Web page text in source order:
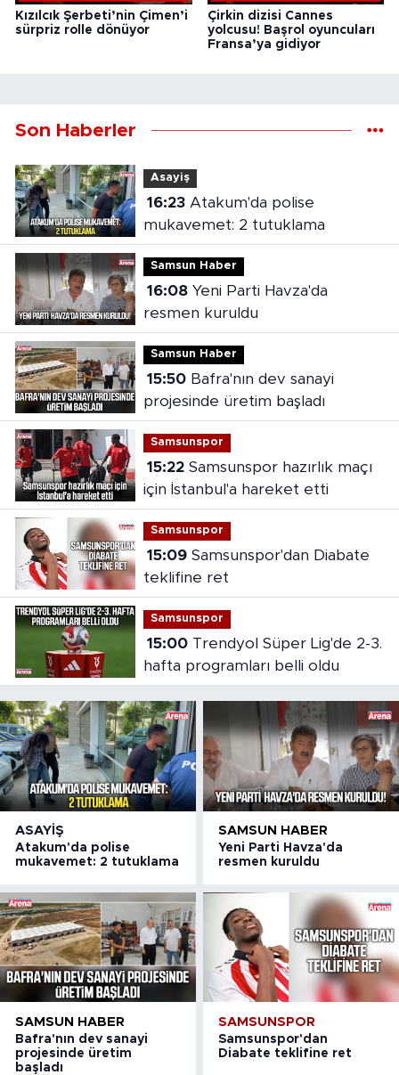
Kızılcık Şerbeti’nin Çimen’i
sürpriz rolle dönüyor
Çirkin dizisi Cannes
yolcusu! Başrol oyuncuları
Fransa’ya gidiyor
Son Haberler
Asayiş
16:23Atakum'da polise
mukavemet: 2 tutuklama
Samsun Haber
16:08Yeni Parti Havza'da
resmen kuruldu
Samsun Haber
15:50Bafra'nın dev sanayi
projesinde üretim başladı
Samsunspor
15:22Samsunspor hazırlık maçı
için İstanbul'a hareket etti
Samsunspor
15:09Samsunspor'dan Diabate
teklifine ret
Samsunspor
15:00Trendyol Süper Lig'de 2-3.
hafta programları belli oldu
ASAYIŞ
Atakum'da polise
mukavemet: 2 tutuklama
SAMSUN HABER
Yeni Parti Havza'da
resmen kuruldu
SAMSUN HABER
Bafra'nın dev sanayi
projesinde üretim
başladı
SAMSUNSPOR
Samsunspor'dan
Diabate teklifine ret